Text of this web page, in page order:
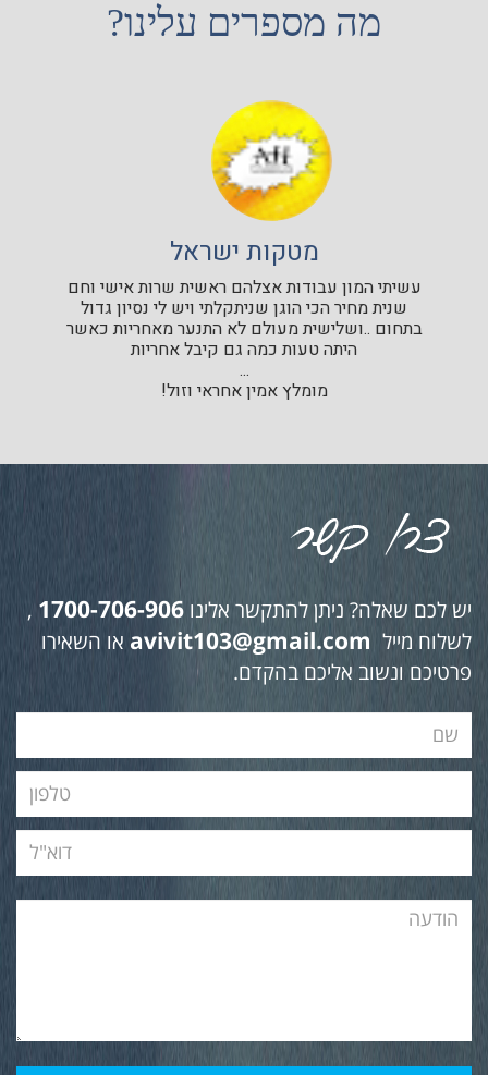
מה מספרים עלינו?
מטקות ישראל
עשיתי המון עבודות אצלהם ראשית שרות אישי וחם
שנית מחיר הכי הוגן שניתקלתי ויש לי נסיון גדול
בתחום ..ושלישית מעולם לא התנער מאחריות כאשר
היתה טעות כמה גם קיבל אחריות
...
מומלץ אמין אחראי וזול!
יש לכם שאלה? ניתן להתקשר אלינו 1700-706-906
,
לשלוח מייל avivit103@gmail.com או השאירו
פרטיכם ונשוב אליכם בהקדם.